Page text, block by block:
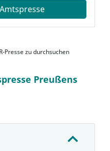
Presse zu durchsuchen
Preußens